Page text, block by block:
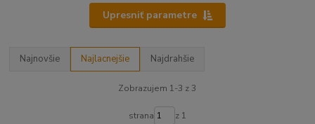
Upresniť parametre
Najnovšie Najlacnejšie Najdrahšie
Zobrazujem 1-3 z 3
strana z 1